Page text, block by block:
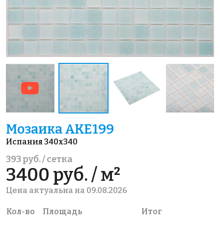
Мозаика AKE199
Испания 340x340
393 руб. / сетка
3400 руб. / м²
Цена актуальна на 09.08.2026
Кол-во Площадь Итог